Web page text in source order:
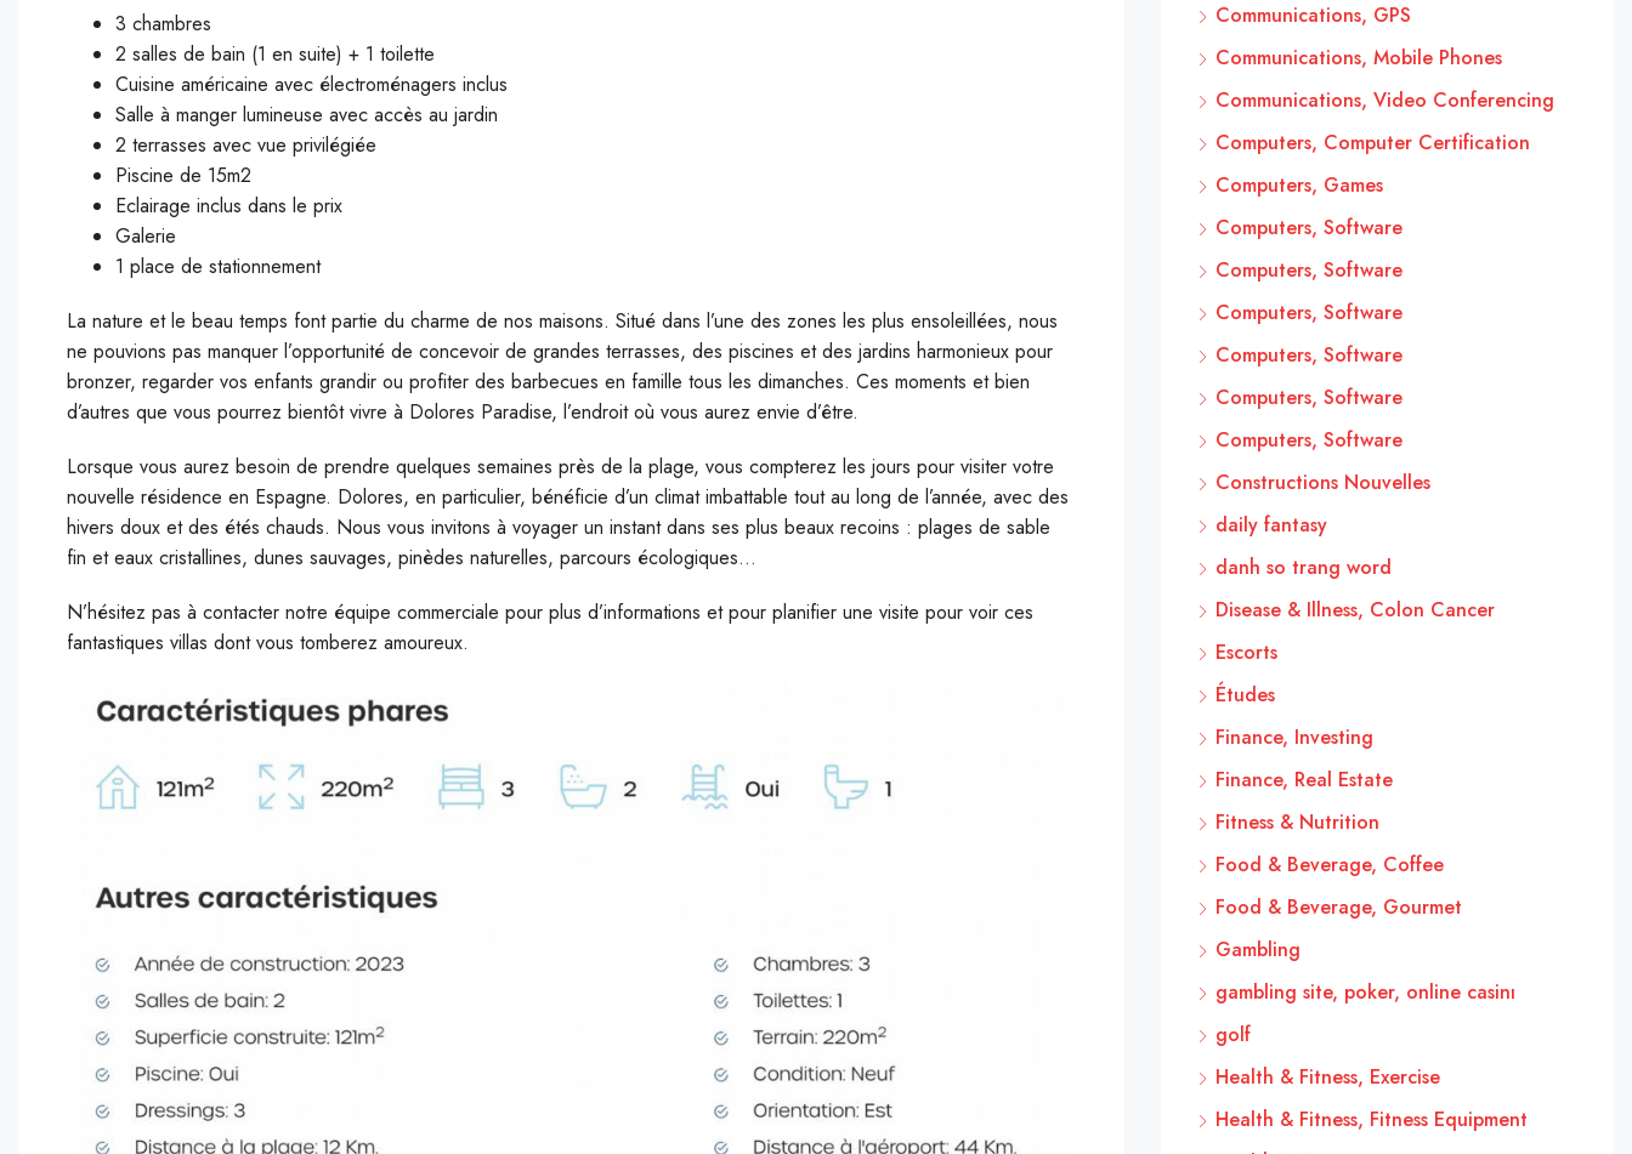
3 chambres
2 salles de bain (1 en suite) + 1 toilette
Cuisine américaine avec électroménagers inclus
Salle à manger lumineuse avec accès au jardin
2 terrasses avec vue privilégiée
Piscine de 15m2
Eclairage inclus dans le prix
Galerie
1 place de stationnement
La nature et le beau temps font partie du charme de nos maisons. Situé dans l’une des zones les plus ensoleillées, nous
ne pouvions pas manquer l’opportunité de concevoir de grandes terrasses, des piscines et des jardins harmonieux pour
bronzer, regarder vos enfants grandir ou profiter des barbecues en famille tous les dimanches. Ces moments et bien
d’autres que vous pourrez bientôt vivre à Dolores Paradise, l’endroit où vous aurez envie d’être.
Lorsque vous aurez besoin de prendre quelques semaines près de la plage, vous compterez les jours pour visiter votre
nouvelle résidence en Espagne. Dolores, en particulier, bénéficie d’un climat imbattable tout au long de l’année, avec des
hivers doux et des étés chauds. Nous vous invitons à voyager un instant dans ses plus beaux recoins : plages de sable
fin et eaux cristallines, dunes sauvages, pinèdes naturelles, parcours écologiques…
N’hésitez pas à contacter notre équipe commerciale pour plus d’informations et pour planifier une visite pour voir ces
fantastiques villas dont vous tomberez amoureux.
Communications, GPS
Communications, Mobile Phones
Communications, Video Conferencing
Computers, Computer Certification
Computers, Games
Computers, Software
Computers, Software
Computers, Software
Computers, Software
Computers, Software
Computers, Software
Constructions Nouvelles
daily fantasy
danh so trang word
Disease & Illness, Colon Cancer
Escorts
Études
Finance, Investing
Finance, Real Estate
Fitness & Nutrition
Food & Beverage, Coffee
Food & Beverage, Gourmet
Gambling
gambling site, poker, online casinı
golf
Health & Fitness, Exercise
Health & Fitness, Fitness Equipment